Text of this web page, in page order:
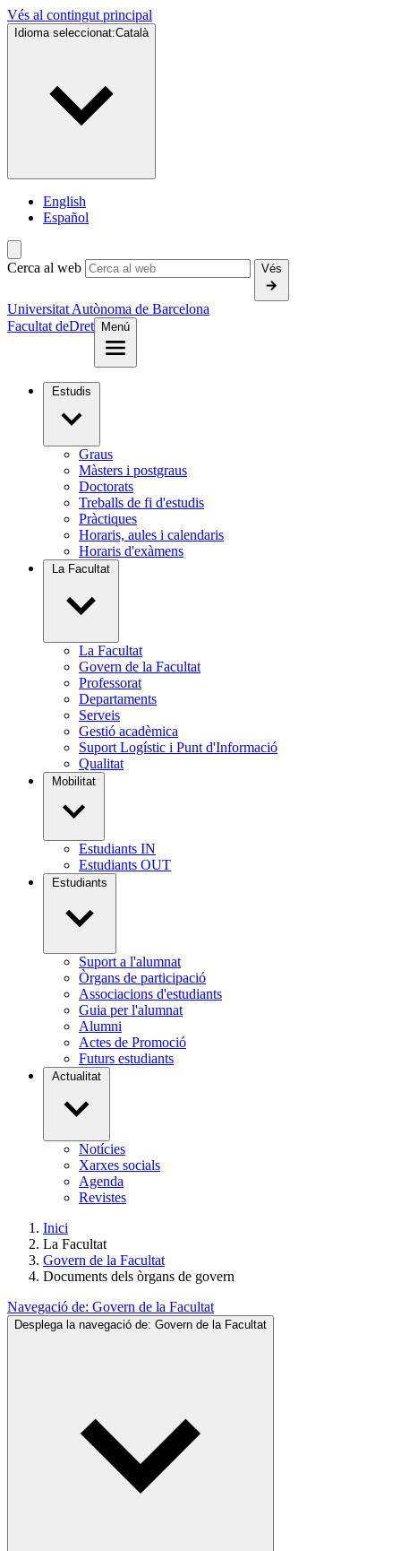
Vés al contingut principal
Idioma seleccionat:Català
English
Español
Cerca al web Vés
Universitat Autònoma de Barcelona
Facultat deDret Menú
Estudis
Graus
Màsters i postgraus
Doctorats
Treballs de fi d'estudis
Pràctiques
Horaris, aules i calendaris
Horaris d'exàmens
La Facultat
La Facultat
Govern de la Facultat
Professorat
Departaments
Serveis
Gestió acadèmica
Suport Logístic i Punt d'Informació
Qualitat
Mobilitat
Estudiants IN
Estudiants OUT
Estudiants
Suport a l'alumnat
Òrgans de participació
Associacions d'estudiants
Guia per l'alumnat
Alumni
Actes de Promoció
Futurs estudiants
Actualitat
Notícies
Xarxes socials
Agenda
Revistes
Inici
La Facultat
Govern de la Facultat
Documents dels òrgans de govern
Navegació de: Govern de la Facultat
Desplega la navegació de: Govern de la Facultat